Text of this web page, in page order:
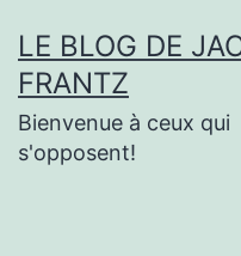
au
contenu
LE BLOG DE
FRANTZ
Bienvenue à ceux qui
s'opposent!